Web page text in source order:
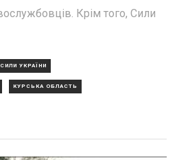
Крім того, Сили
УКРАЇНИ
КУРСЬКА ОБЛАСТЬ